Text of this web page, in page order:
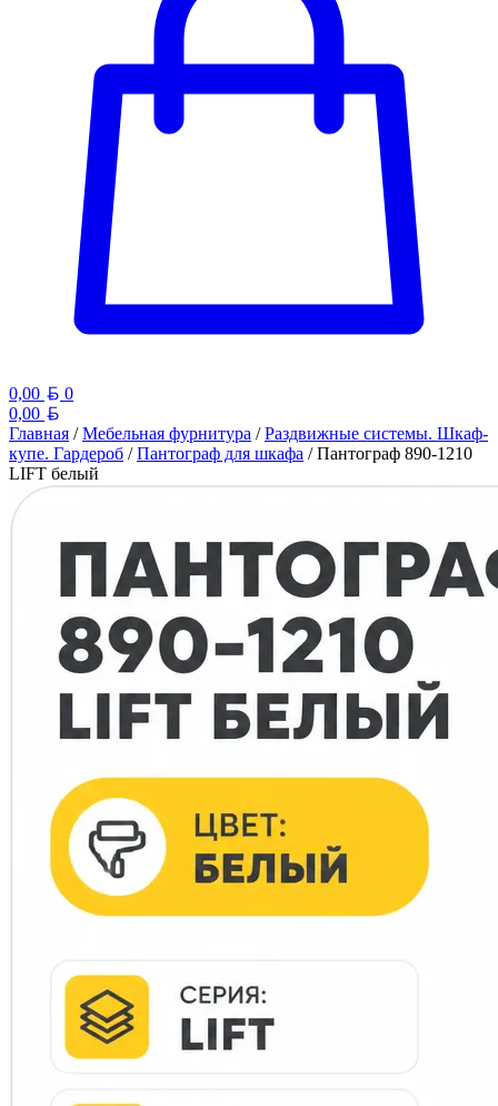
0,00 Белорусский рубль
0
0,00
Главная /Мебельная фурнитура /Раздвижные системы. Шкаф-
купе. Гардероб /Пантограф для шкафа / Пантограф 890-1210
LIFT белый